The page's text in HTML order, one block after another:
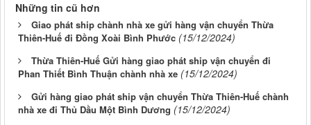
Những tin cũ hơn
Giao phát ship chành nhà xe gửi hàng vận chuyển Thừa
Thiên-Huế đi Đồng Xoài Bình Phước (15/12/2024)
Thừa Thiên-Huế Gửi hàng giao phát ship vận chuyển đi
Phan Thiết Bình Thuận chành nhà xe (15/12/2024)
Gửi hàng giao phát ship vận chuyển Thừa Thiên-Huế chành
nhà xe đi Thủ Dầu Một Bình Dương (15/12/2024)